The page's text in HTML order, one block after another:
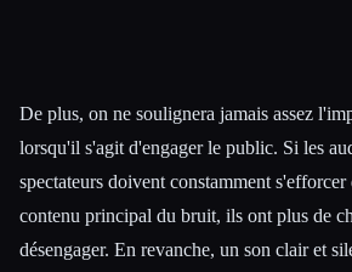
De plus, on ne soulignera jamais assez
lorsqu'il s'agit d'engager le public. Si les
spectateurs doivent constamment
contenu principal du bruit, ils ont plus de
désengager. En revanche, un son clair et